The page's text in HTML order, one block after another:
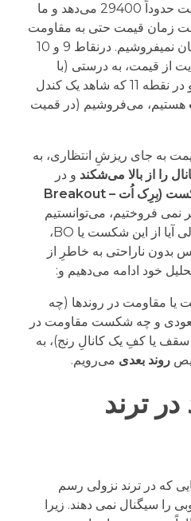
و به ما فرصت خرید در قیمت حدوداً 29400 می‌دهد و ما
زمان قیمت حتی به مقاومت
نزدیک هم نمی‌شود ما همچنان نمیفروشیم. درنقاط 9 و 10
از قیمت، به درستی (با
کندل‌های سبز) انجام شده و در نقطه 11 که شاهد یک کندل
هستیم، می‌فروشیم (در قمیت
از فروش در نقطه 11 قیمت به جای ریزشِ انتظاری، به
را از بالا می‌شکند و در
شکست (بِرِک اُت Breakout –
نمی فروختیم، می‌توانستیم
سود بیشتری کسب کنیم. ولی آیا از این شکست یا BO،
بدون ناراحتی به خاطرِ از
خود ادامه می‌دهیم و:
یا مقاومت در روندها (چه
و چه شکست مقاومت در
یا کفِ یک کانالِ رنج)، به
روند بعدی می‌رویم.
ترند
که در ترند نزولی رسم
را سیگنال نمی دهند. زیرا